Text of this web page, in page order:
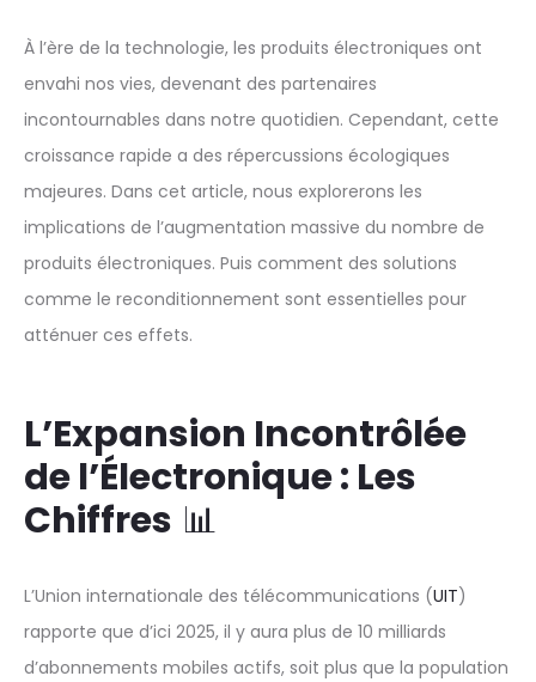
À l’ère de la technologie, les produits électroniques ont
envahi nos vies, devenant des partenaires
incontournables dans notre quotidien. Cependant, cette
croissance rapide a des répercussions écologiques
majeures. Dans cet article, nous explorerons les
implications de l’augmentation massive du nombre de
produits électroniques. Puis comment des solutions
comme le reconditionnement sont essentielles pour
atténuer ces effets.
L’Expansion Incontrôlée
de l’Électronique : Les
Chiffres 📊
L’Union internationale des télécommunications (UIT)
rapporte que d’ici 2025, il y aura plus de 10 milliards
d’abonnements mobiles actifs, soit plus que la population